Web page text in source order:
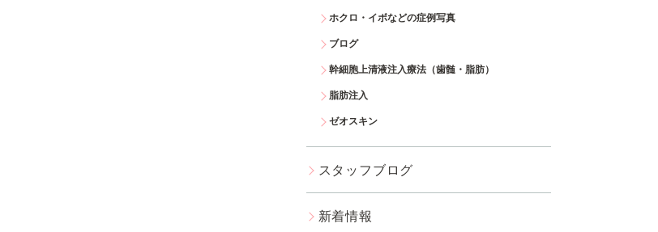
ホクロ・イボなどの症例写真
ブログ
幹細胞上清液注入療法（歯髄・脂肪）
脂肪注入
ゼオスキン
スタッフブログ
新着情報